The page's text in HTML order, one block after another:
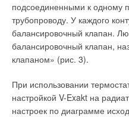
подсоединенными к одному
трубопроводу. У каждого
балансировочный клапан.
балансировочный клапан,
клапаном» (рис. 3).
При использовании
настройкой V-Exakt на
настроек по диаграмме